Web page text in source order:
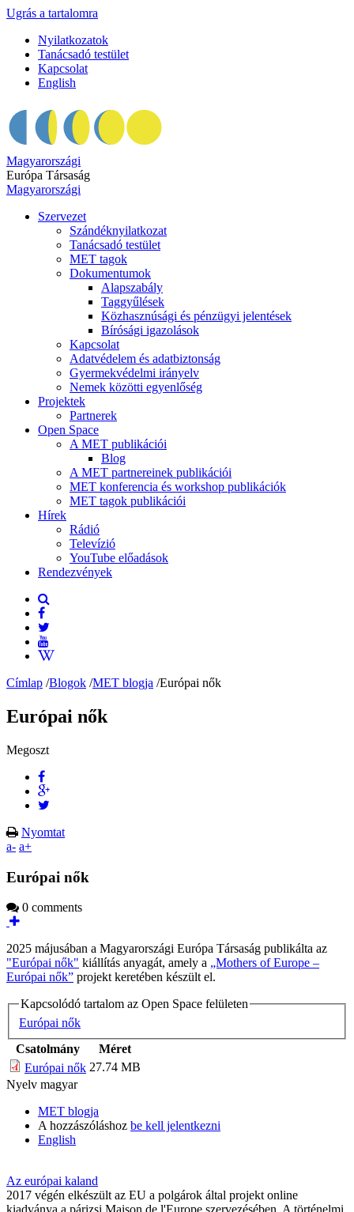
Ugrás a tartalomra
Nyilatkozatok
Tanácsadó testület
Kapcsolat
English
Magyarországi
Európa Társaság
Magyarországi
Szervezet
Szándéknyilatkozat
Tanácsadó testület
MET tagok
Dokumentumok
Alapszabály
Taggyűlések
Közhasznúsági és pénzügyi jelentések
Bírósági igazolások
Kapcsolat
Adatvédelem és adatbiztonság
Gyermekvédelmi irányelv
Nemek közötti egyenlőség
Projektek
Partnerek
Open Space
A MET publikációi
Blog
A MET partnereinek publikációi
MET konferencia és workshop publikációk
MET tagok publikációi
Hírek
Rádió
Televízió
YouTube előadások
Rendezvények
Címlap /Blogok /MET blogja /Európai nők
Európai nők
Megoszt
Nyomtat
a- a+
Európai nők
0 comments
2025 májusában a Magyarországi Európa Társaság publikálta az
"Európai nők" kiállítás anyagát, amely a „Mothers of Europe –
Európai nők” projekt keretében készült el.
Kapcsolódó tartalom az Open Space felületen
Európai nők
Csatolmány
Méret
Európai nők 27.74 MB
Nyelv magyar
MET blogja
A hozzászóláshoz be kell jelentkezni
English
Az európai kaland
2017 végén elkészült az EU a polgárok által projekt online
kiadványa a párizsi Maison de l'Europe szervezésében. A történelmi